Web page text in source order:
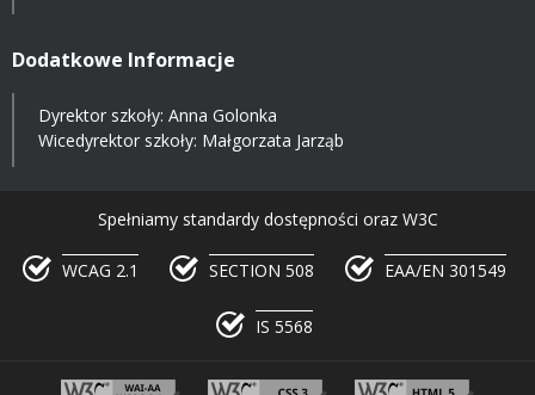
Dodatkowe Informacje
Dyrektor szkoły: Anna Golonka
Wicedyrektor szkoły: Małgorzata Jarząb
Spełniamy standardy dostępności oraz W3C
WCAG 2.1 SECTION 508 EAA/EN 301549
IS 5568